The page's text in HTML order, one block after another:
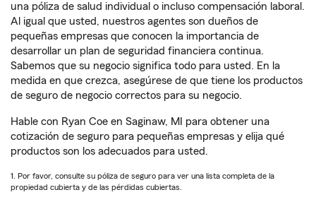
una póliza de salud individual o incluso compensación laboral.
Al igual que usted, nuestros agentes son dueños de
pequeñas empresas que conocen la importancia de
desarrollar un plan de seguridad financiera continua.
Sabemos que su negocio significa todo para usted. En la
medida en que crezca, asegúrese de que tiene los productos
de seguro de negocio correctos para su negocio.
Hable con Ryan Coe en Saginaw, MI para obtener una
cotización de seguro para pequeñas empresas y elija qué
productos son los adecuados para usted.
1. Por favor, consulte su póliza de seguro para ver una lista completa de la
propiedad cubierta y de las pérdidas cubiertas.